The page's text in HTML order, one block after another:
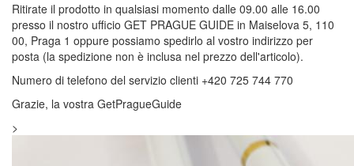
Ritirate il prodotto in qualsiasi momento dalle 09.00 alle 16.00
presso il nostro ufficio GET PRAGUE GUIDE in Maiselova 5, 110
00, Praga 1 oppure possiamo spedirlo al vostro indirizzo per
posta (la spedizione non è inclusa nel prezzo dell'articolo).
Numero di telefono del servizio clienti +420 725 744 770
Grazie, la vostra GetPragueGuide
>